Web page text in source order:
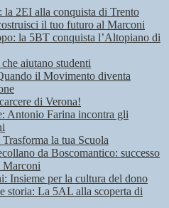
la 2EI alla conquista di Trento
il tuo futuro al Marconi
la 5BT conquista l’Altopiano di
aiutano studenti
il Movimento diventa
di Verona!
Antonio Farina incontra gli
la tua Scuola
da Boscomantico: successo
Marconi
Insieme per la cultura del dono
storia: La 5AL alla scoperta di